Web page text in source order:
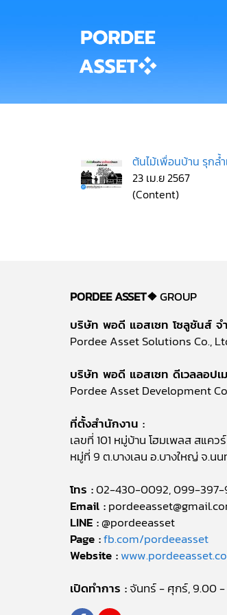
ต้นไม้เพื่อนบ้าน รุกล้ำ
23 เม.ย 2567
(Content)
PORDEE ASSET❖GROUP
บริษัท พอดี แอสเซท โซลูชันส์ จ
Pordee Asset Solutions Co.,
บริษัท พอดี แอสเซท ดีเวลลอป
Pordee Asset Development
ที่ตั้งสำนักงาน :
เลขที่ 101 หมู่บ้าน โฮมเพลส สแคว
หมู่ที่ 9 ต.บางเลน อ.บางใหญ่ จ.นน
โทร :02-430-0092, 099-397-
Email :
LINE :@pordeeasset
Page :fb.com/pordeeasset
Website :
เปิดทำการ :จันทร์ - ศุกร์, 9.00 -